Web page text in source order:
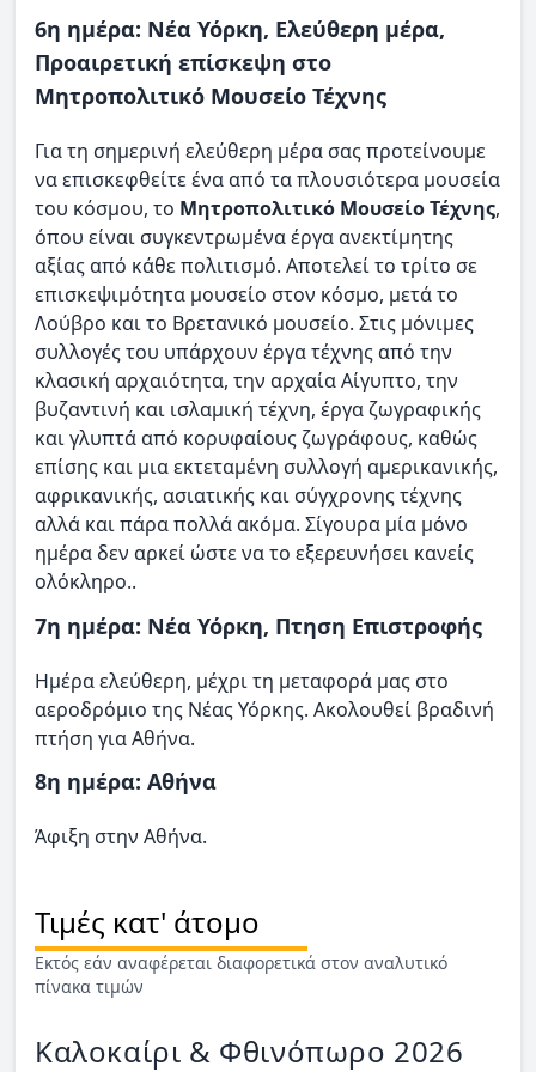
6η ημέρα: Νέα Υόρκη, Ελεύθερη μέρα,
Προαιρετική επίσκεψη στο
Μητροπολιτικό Μουσείο Τέχνης
Για τη σημερινή ελεύθερη μέρα σας προτείνουμε
να επισκεφθείτε ένα από τα πλουσιότερα μουσεία
του κόσμου, το Μητροπολιτικό Μουσείο Τέχνης,
όπου είναι συγκεντρωμένα έργα ανεκτίμητης
αξίας από κάθε πολιτισμό. Αποτελεί το τρίτο σε
επισκεψιμότητα μουσείο στον κόσμο, μετά το
Λούβρο και το Βρετανικό μουσείο. Στις μόνιμες
συλλογές του υπάρχουν έργα τέχνης από την
κλασική αρχαιότητα, την αρχαία Αίγυπτο, την
βυζαντινή και ισλαμική τέχνη, έργα ζωγραφικής
και γλυπτά από κορυφαίους ζωγράφους, καθώς
επίσης και μια εκτεταμένη συλλογή αμερικανικής,
αφρικανικής, ασιατικής και σύγχρονης τέχνης
αλλά και πάρα πολλά ακόμα. Σίγουρα μία μόνο
ημέρα δεν αρκεί ώστε να το εξερευνήσει κανείς
ολόκληρο..
7η ημέρα: Νέα Υόρκη, Πτηση Επιστροφής
Ημέρα ελεύθερη, μέχρι τη μεταφορά μας στο
αεροδρόμιο της Νέας Υόρκης. Ακολουθεί βραδινή
πτήση για Αθήνα.
8η ημέρα: Αθήνα
Άφιξη στην Αθήνα.
Τιμές κατ' άτομο
Εκτός εάν αναφέρεται διαφορετικά στον αναλυτικό
πίνακα τιμών
Καλοκαίρι & Φθινόπωρο 2026